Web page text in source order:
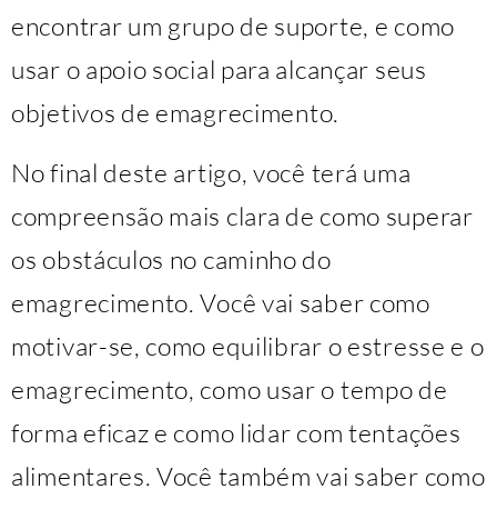
encontrar um grupo de suporte, e como
usar o apoio social para alcançar seus
objetivos de emagrecimento.
No final deste artigo, você terá uma
compreensão mais clara de como superar
os obstáculos no caminho do
emagrecimento. Você vai saber como
motivar-se, como equilibrar o estresse e o
emagrecimento, como usar o tempo de
forma eficaz e como lidar com tentações
alimentares. Você também vai saber como